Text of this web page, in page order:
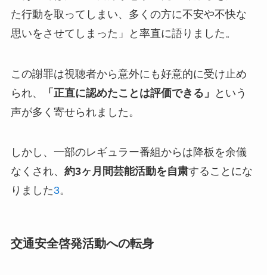
た行動を取ってしまい、多くの方に不安や不快な
思いをさせてしまった」と率直に語りました。
この謝罪は視聴者から意外にも好意的に受け止め
られ、
「正直に認めたことは評価できる」
という
声が多く寄せられました。
しかし、一部のレギュラー番組からは降板を余儀
なくされ、 約3ヶ月間芸能活動を自粛することにな
りました3。
交通安全啓発活動への転身